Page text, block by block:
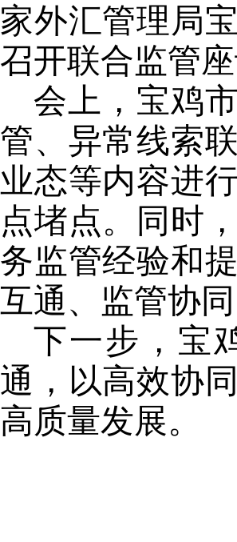
家外汇管理局
召开联合监管
会上，宝鸡
管、异常线索
业态等内容进
点堵点。同时
务监管经验和
互通、监管协
下一步，宝
通，以高效协
高质量发展。